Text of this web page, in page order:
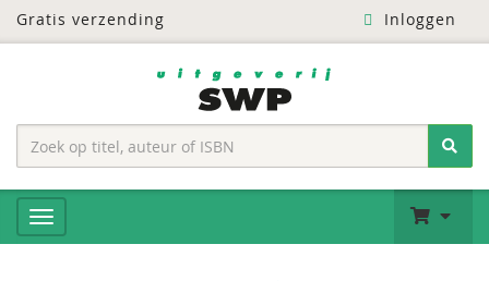
Gratis verzending Inloggen